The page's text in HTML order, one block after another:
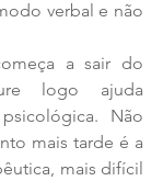
verbal e não
a sair do
logo ajuda
Não
mais tarde é a
mais difícil